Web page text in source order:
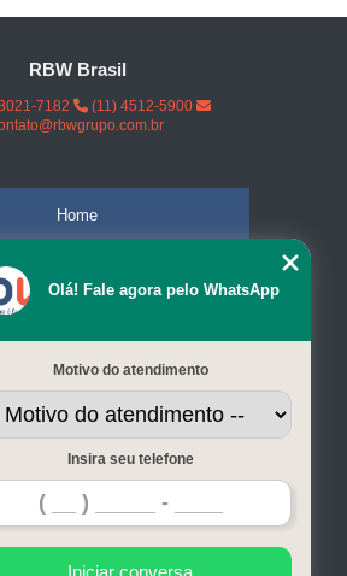
RBW Brasil
7182
(11) 4512-5900
Home
Empresa
Serviços
Contato
Mapa do site
Olá! Fale agora pelo WhatsApp
Motivo do atendimento
Insira seu telefone
Iniciar conversa